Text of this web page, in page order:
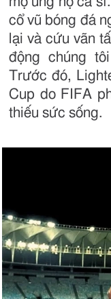
cổ vũ bóng đá
lại và cứu vãn
động chúng
Trước đó,
Cup do FIFA
thiếu sức sống.